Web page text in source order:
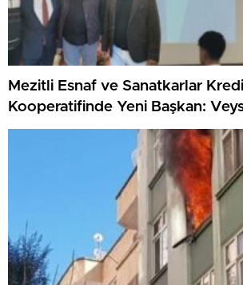
Mezitli Esnaf ve Sanatkarlar
Kooperatifinde Yeni Başkan: